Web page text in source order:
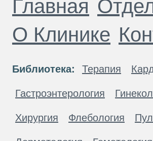
Главная
О Клинике
Библиотека: Терапия
Гастроэнтерология
Хирургия Флебология